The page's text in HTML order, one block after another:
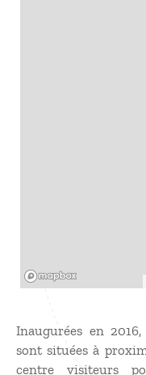
Inaugurées en
sont situées à
centre visiteurs